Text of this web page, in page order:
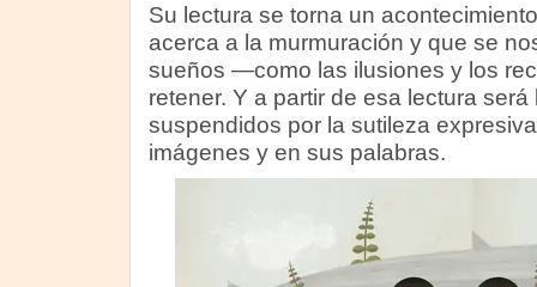
Su lectura se torna un
acerca a la murmuración y que se
sueños —como las ilusiones y los
retener. Y a partir de esa lectura
suspendidos por la sutileza
imágenes y en sus palabras.